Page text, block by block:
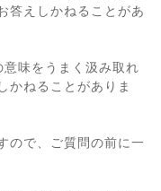
答えしかねることがあ
味をうまく汲み取れ
かねることがありま
ので、ご質問の前に一